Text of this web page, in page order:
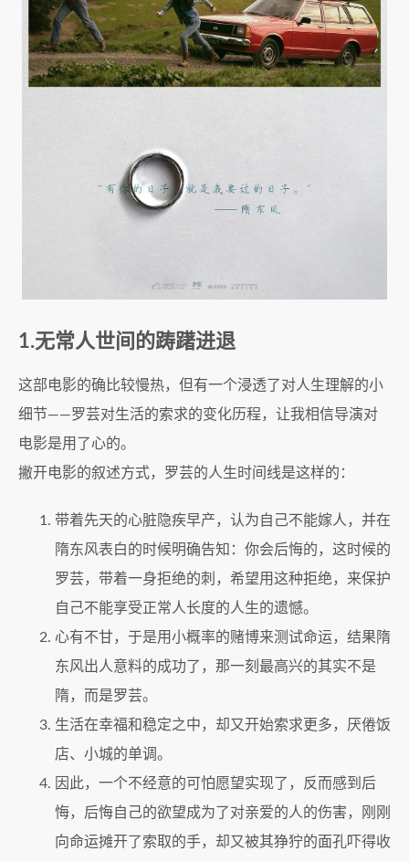
1.无常人世间的踌躇进退
这部电影的确比较慢热，但有一个浸透了对人生理解的小
细节——罗芸对生活的索求的变化历程，让我相信导演对
电影是用了心的。
撇开电影的叙述方式，罗芸的人生时间线是这样的：
带着先天的心脏隐疾早产，认为自己不能嫁人，并在
隋东风表白的时候明确告知：你会后悔的，这时候的
罗芸，带着一身拒绝的刺，希望用这种拒绝，来保护
自己不能享受正常人长度的人生的遗憾。
心有不甘，于是用小概率的赌博来测试命运，结果隋
东风出人意料的成功了，那一刻最高兴的其实不是
隋，而是罗芸。
生活在幸福和稳定之中，却又开始索求更多，厌倦饭
店、小城的单调。
因此，一个不经意的可怕愿望实现了，反而感到后
悔，后悔自己的欲望成为了对亲爱的人的伤害，刚刚
向命运摊开了索取的手，却又被其狰狞的面孔吓得收